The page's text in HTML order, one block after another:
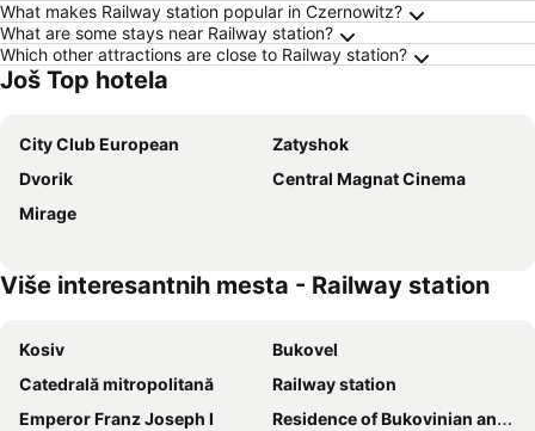
What makes Railway station popular in Czernowitz?
What are some stays near Railway station?
Which other attractions are close to Railway station?
Još Top hotela
City Club European
Zatyshok
Dvorik
Central Magnat Cinema
Mirage
Više interesantnih mesta - Railway station
Kosiv
Bukovel
Catedrală mitropolitană
Railway station
Emperor Franz Joseph I
Residence of Bukovinian and Dalmatian Metropolitans